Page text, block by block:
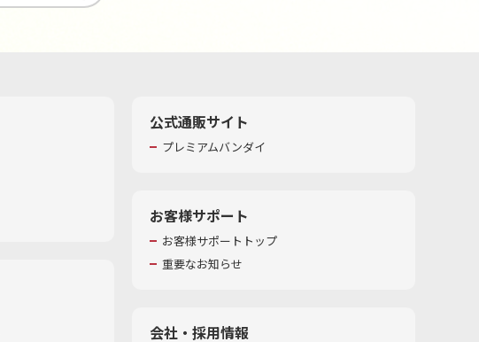
公式通販サイト
プレミアムバンダイ
お客様サポート
お客様サポートトップ
重要なお知らせ
会社・採用情報